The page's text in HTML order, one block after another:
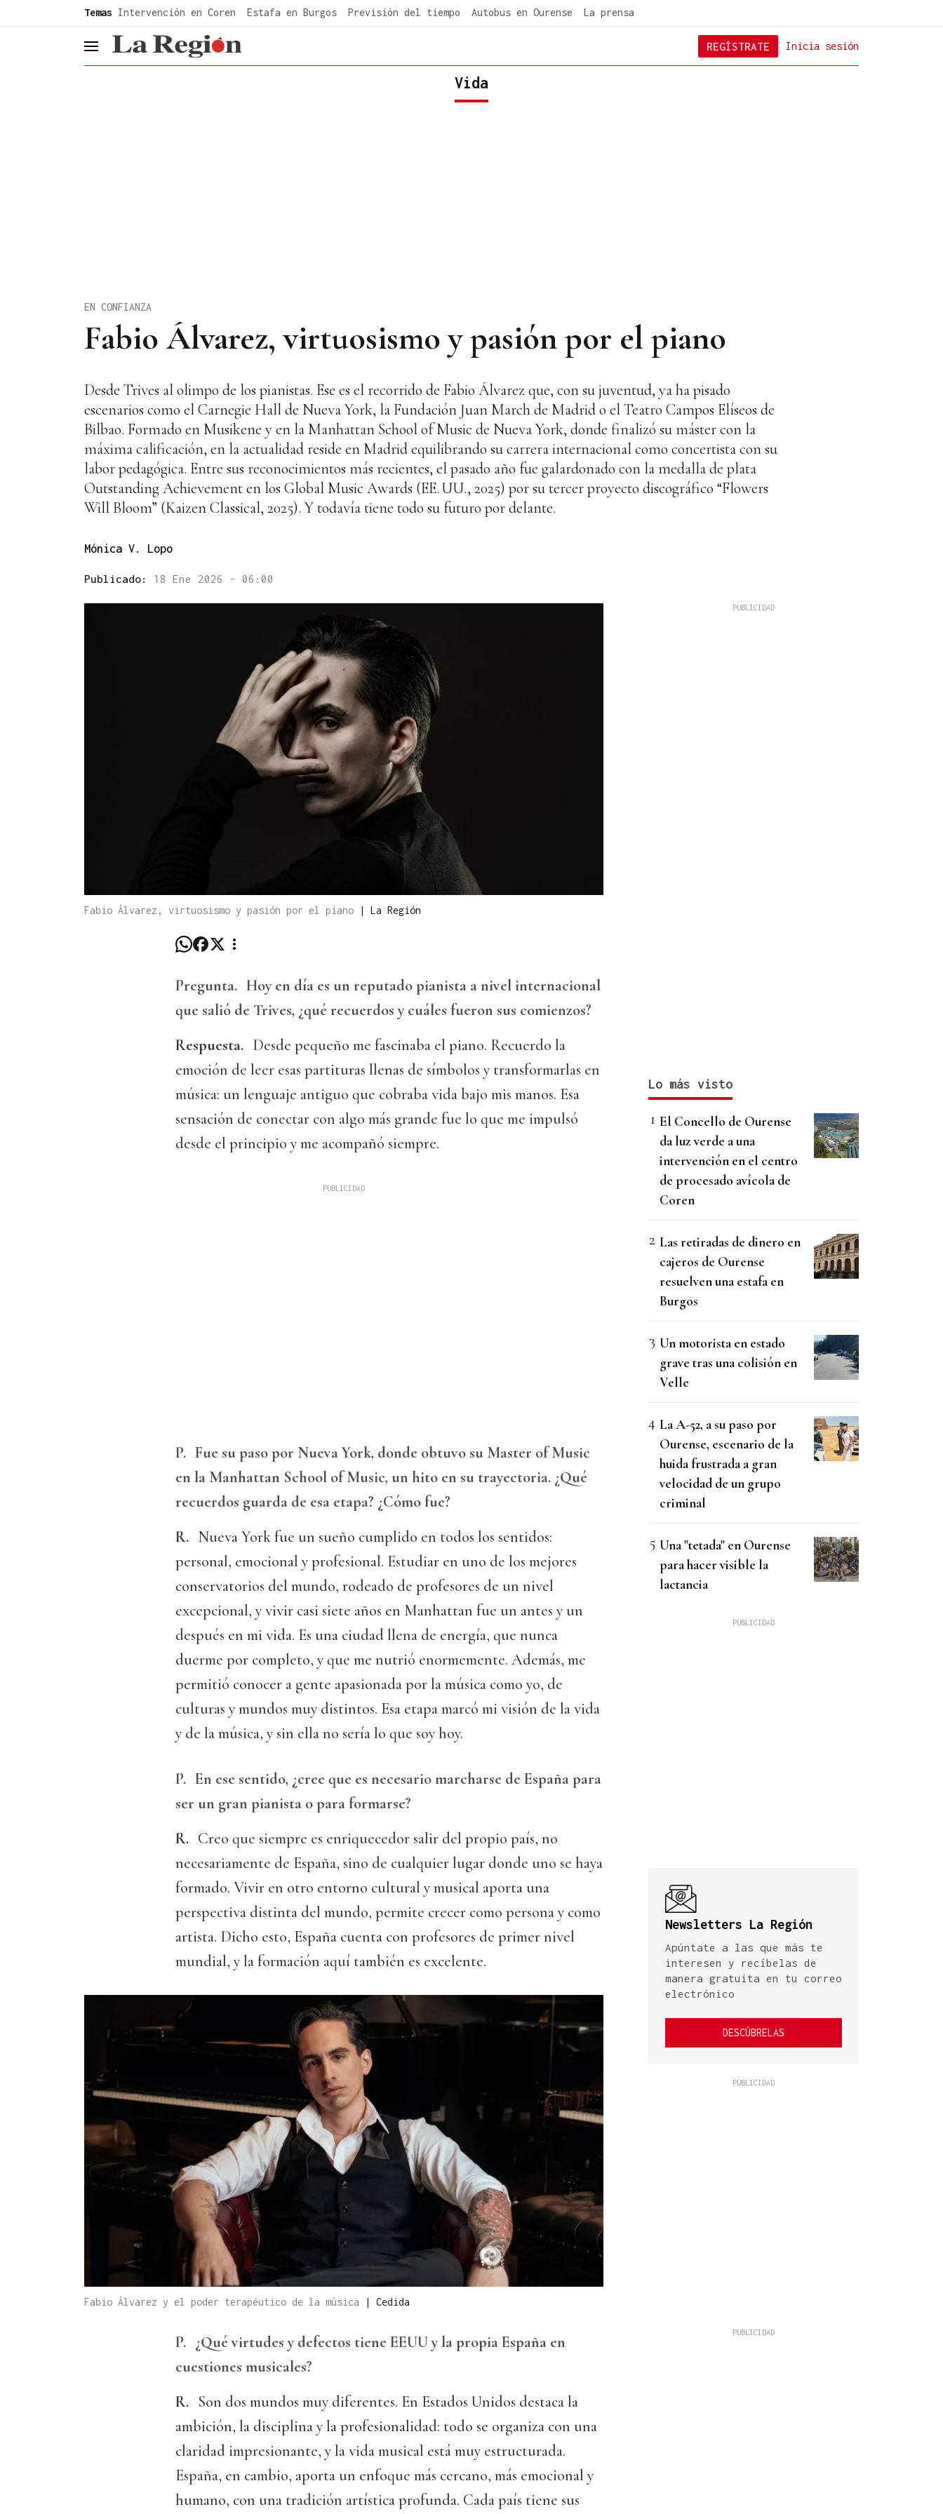
Temas Intervención en Coren Estafa en Burgos Previsión del tiempo Autobus en Ourense La prensa
header.menu.open Inicia sesión
REGÍSTRATE
Vida
Fabio Álvarez, virtuosismo y pasión por el piano
EN CONFIANZA
Desde Trives al olimpo de los pianistas. Ese es el recorrido de Fabio Álvarez que, con su juventud, ya ha pisado
escenarios como el Carnegie Hall de Nueva York, la Fundación Juan March de Madrid o el Teatro Campos Elíseos de
Bilbao. Formado en Musikene y en la Manhattan School of Music de Nueva York, donde finalizó su máster con la
máxima calificación, en la actualidad reside en Madrid equilibrando su carrera internacional como concertista con su
labor pedagógica. Entre sus reconocimientos más recientes, el pasado año fue galardonado con la medalla de plata
Outstanding Achievement en los Global Music Awards (EE. UU., 2025) por su tercer proyecto discográfico “Flowers
Will Bloom” (Kaizen Classical, 2025). Y todavía tiene todo su futuro por delante.
Mónica V. Lopo
Publicado: 18 Ene 2026 - 06:00
Fabio Álvarez, virtuosismo y pasión por el piano | La Región
Pregunta. Hoy en día es un reputado pianista a nivel internacional
que salió de Trives, ¿qué recuerdos y cuáles fueron sus comienzos?
Respuesta. Desde pequeño me fascinaba el piano. Recuerdo la
emoción de leer esas partituras llenas de símbolos y transformarlas en
música: un lenguaje antiguo que cobraba vida bajo mis manos. Esa
sensación de conectar con algo más grande fue lo que me impulsó
desde el principio y me acompañó siempre.
P. Fue su paso por Nueva York, donde obtuvo su Master of Music
en la Manhattan School of Music, un hito en su trayectoria. ¿Qué
recuerdos guarda de esa etapa? ¿Cómo fue?
R. Nueva York fue un sueño cumplido en todos los sentidos:
personal, emocional y profesional. Estudiar en uno de los mejores
conservatorios del mundo, rodeado de profesores de un nivel
excepcional, y vivir casi siete años en Manhattan fue un antes y un
después en mi vida. Es una ciudad llena de energía, que nunca
duerme por completo, y que me nutrió enormemente. Además, me
permitió conocer a gente apasionada por la música como yo, de
culturas y mundos muy distintos. Esa etapa marcó mi visión de la vida
y de la música, y sin ella no sería lo que soy hoy.
P. En ese sentido, ¿cree que es necesario marcharse de España para
ser un gran pianista o para formarse?
R. Creo que siempre es enriquecedor salir del propio país, no
necesariamente de España, sino de cualquier lugar donde uno se haya
formado. Vivir en otro entorno cultural y musical aporta una
perspectiva distinta del mundo, permite crecer como persona y como
artista. Dicho esto, España cuenta con profesores de primer nivel
mundial, y la formación aquí también es excelente.
Fabio Álvarez y el poder terapéutico de la música | Cedida
P. ¿Qué virtudes y defectos tiene EEUU y la propia España en
cuestiones musicales?
R. Son dos mundos muy diferentes. En Estados Unidos destaca la
ambición, la disciplina y la profesionalidad: todo se organiza con una
claridad impresionante, y la vida musical está muy estructurada.
España, en cambio, aporta un enfoque más cercano, más emocional y
humano, con una tradición artística profunda. Cada país tiene sus
Lo más visto
El Concello de Ourense
da luz verde a una
intervención en el centro
de procesado avícola de
Coren
Las retiradas de dinero en
cajeros de Ourense
resuelven una estafa en
Burgos
Un motorista en estado
grave tras una colisión en
Velle
La A-52, a su paso por
Ourense, escenario de la
huida frustrada a gran
velocidad de un grupo
criminal
Una "tetada" en Ourense
para hacer visible la
lactancia
Newsletters La Región
Apúntate a las que más te
interesen y recíbelas de
manera gratuita en tu correo
electrónico
DESCÚBRELAS